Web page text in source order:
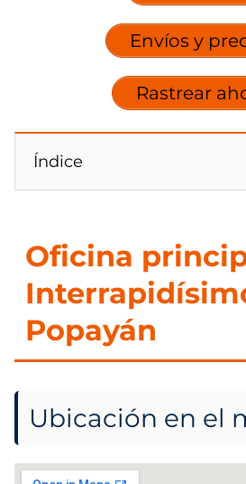
Envíos y
Rastrear
Índice
Oficina
Popayán
Ubicación en el